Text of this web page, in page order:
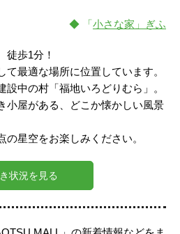
◆ 「小さな家」ぎふ
徒歩1分！
最適な場所に位置しています。
中の村「福地いろどりむら」。
小屋がある、どこか懐かしい風景
星空をお楽しみください。
状況を見る